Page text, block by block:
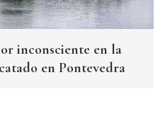
inconsciente en la
en Pontevedra